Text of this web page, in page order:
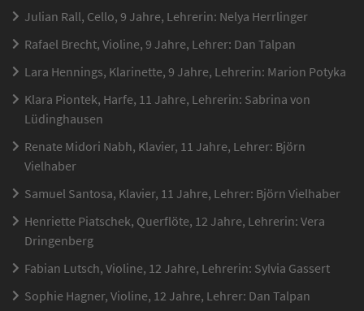
Julian Rall, Cello, 9 Jahre, Lehrerin: Nelya Herrlinger
Rafael Brecht, Violine, 9 Jahre, Lehrer: Dan Talpan
Lara Hennings, Klarinette, 9 Jahre, Lehrerin: Marion Potyka
Klara Piontek, Harfe, 11 Jahre, Lehrerin: Sabrina von
Lüdinghausen
Renate Midori Nabh, Klavier, 11 Jahre, Lehrer: Björn
Vielhaber
Samuel Santosa, Klavier, 11 Jahre, Lehrer: Björn Vielhaber
Henriette Piatschek, Querflöte, 12 Jahre, Lehrerin: Vera
Dringenberg
Fabian Lutsch, Violine, 12 Jahre, Lehrerin: Sylvia Gassert
Sophie Hagner, Violine, 12 Jahre, Lehrer: Dan Talpan